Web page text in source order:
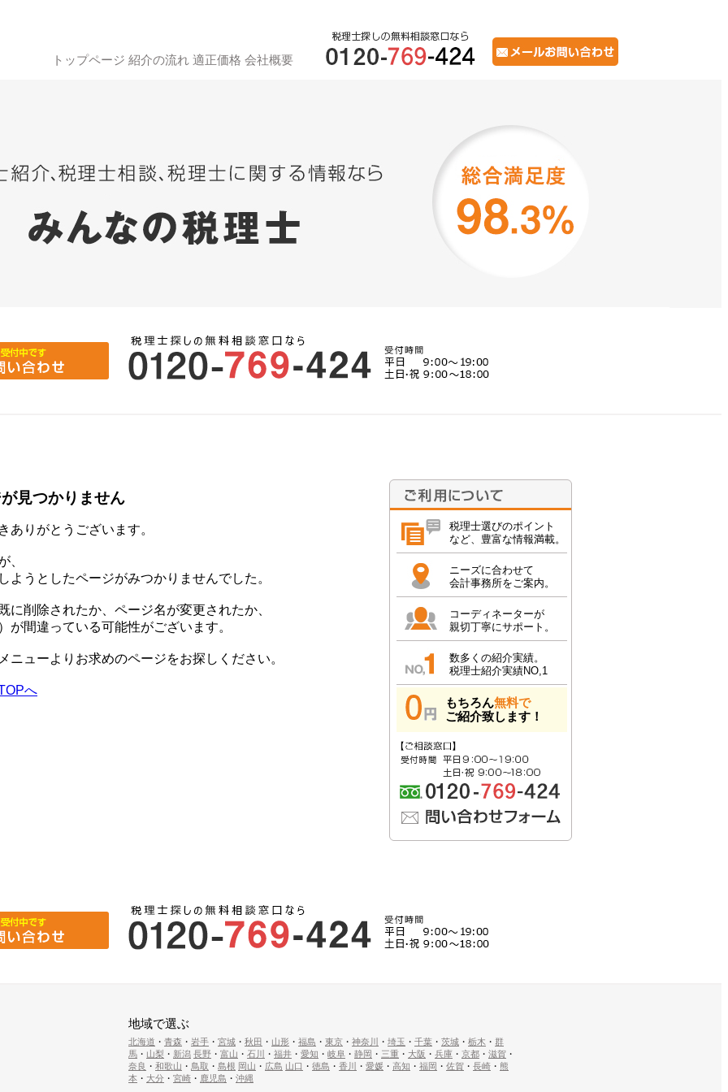
トップページ 紹介の流れ 適正価格 会社概要
見つかりません
ありがとうございます。
、
ようとしたページがみつかりませんでした。
に削除されたか、ページ名が変更されたか、
が間違っている可能性がございます。
ニューよりお求めのページをお探しください。
へ
税理士選びのポイント
など、豊富な情報満載。
ニーズに合わせて
会計事務所をご案内。
コーディネーターが
親切丁寧にサポート。
数多くの紹介実績。
税理士紹介実績NO,1
もちろん無料で
ご紹介致します！
地域で選ぶ
北海道 ・ 青森 ・ 岩手 ・ 宮城 ・ 秋田 ・ 山形 ・ 福島 ・ 東京 ・ 神奈川 ・ 埼玉 ・ 千葉 ・ 茨城 ・ 栃木 ・ 群
馬 ・ 山梨 ・ 新潟 長野 ・ 富山 ・ 石川 ・ 福井 ・ 愛知 ・ 岐阜 ・ 静岡 ・ 三重 ・ 大阪 ・ 兵庫 ・ 京都 ・ 滋賀 ・
奈良 ・ 和歌山 ・ 鳥取 ・ 島根 岡山 ・ 広島 山口 ・ 徳島 ・ 香川 ・ 愛媛 ・ 高知 ・ 福岡 ・ 佐賀 ・ 長崎 ・ 熊
本 ・ 大分 ・ 宮崎 ・ 鹿児島 ・ 沖縄